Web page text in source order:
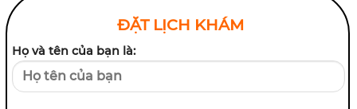
ĐẶT LỊCH KHÁM
Họ và tên của bạn là: